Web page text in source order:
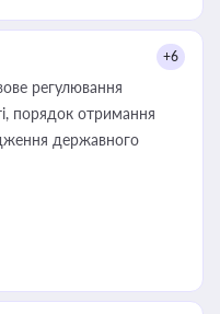
+6
регулювання
порядок отримання
державного